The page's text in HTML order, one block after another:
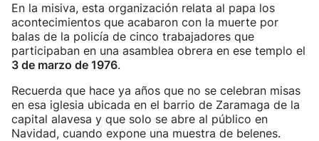
En la misiva, esta organización relata al papa los
acontecimientos que acabaron con la muerte por
balas de la policía de cinco trabajadores que
participaban en una asamblea obrera en ese templo el
3 de marzo de 1976.
Recuerda que hace ya años que no se celebran misas
en esa iglesia ubicada en el barrio de Zaramaga de la
capital alavesa y que solo se abre al público en
Navidad, cuando expone una muestra de belenes.